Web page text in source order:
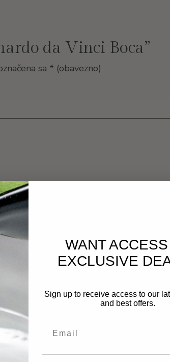
da Vinci Boca”
sa * (obavezno)
sljedeći put kada budem komentirao.
WANT
EXCLUSIVE
Sign up to receive access to our
and best offers.